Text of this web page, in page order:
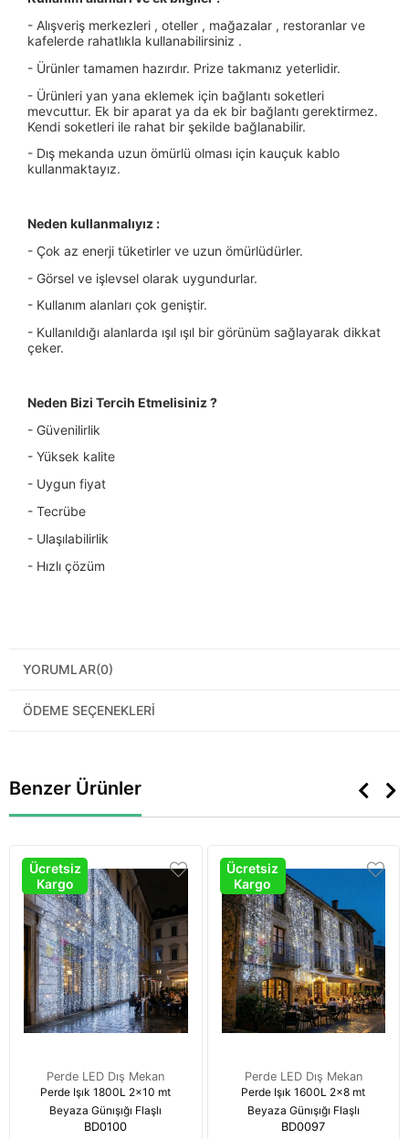
- Alışveriş merkezleri , oteller , mağazalar , restoranlar ve
kafelerde rahatlıkla kullanabilirsiniz .
- Ürünler tamamen hazırdır. Prize takmanız yeterlidir.
- Ürünleri yan yana eklemek için bağlantı soketleri
mevcuttur. Ek bir aparat ya da ek bir bağlantı gerektirmez.
Kendi soketleri ile rahat bir şekilde bağlanabilir.
- Dış mekanda uzun ömürlü olması için kauçuk kablo
kullanmaktayız.
Neden kullanmalıyız :
- Çok az enerji tüketirler ve uzun ömürlüdürler.
- Görsel ve işlevsel olarak uygundurlar.
- Kullanım alanları çok geniştir.
- Kullanıldığı alanlarda ışıl ışıl bir görünüm sağlayarak dikkat
çeker.
Neden Bizi Tercih Etmelisiniz ?
- Güvenilirlik
- Yüksek kalite
- Uygun fiyat
- Tecrübe
- Ulaşılabilirlik
- Hızlı çözüm
YORUMLAR(0)
ÖDEME SEÇENEKLERI
Benzer Ürünler
Perde LED Dış Mekan
Perde Işık 1800L 2x10 mt
Beyaza Günışığı Flaşlı
BD0100
Ücretsiz
Kargo
Perde LED Dış Mekan
Perde Işık 1600L 2x8 mt
Beyaza Günışığı Flaşlı
BD0097
Ücretsiz
Kargo